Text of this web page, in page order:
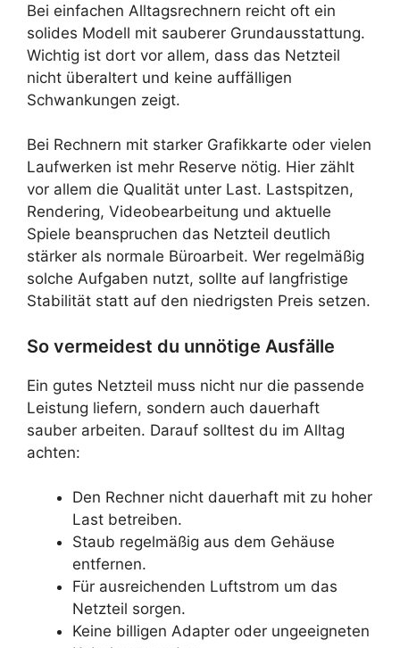
Bei einfachen Alltagsrechnern reicht oft ein
solides Modell mit sauberer Grundausstattung.
Wichtig ist dort vor allem, dass das Netzteil
nicht überaltert und keine auffälligen
Schwankungen zeigt.
Bei Rechnern mit starker Grafikkarte oder vielen
Laufwerken ist mehr Reserve nötig. Hier zählt
vor allem die Qualität unter Last. Lastspitzen,
Rendering, Videobearbeitung und aktuelle
Spiele beanspruchen das Netzteil deutlich
stärker als normale Büroarbeit. Wer regelmäßig
solche Aufgaben nutzt, sollte auf langfristige
Stabilität statt auf den niedrigsten Preis setzen.
So vermeidest du unnötige Ausfälle
Ein gutes Netzteil muss nicht nur die passende
Leistung liefern, sondern auch dauerhaft
sauber arbeiten. Darauf solltest du im Alltag
achten:
Den Rechner nicht dauerhaft mit zu hoher
Last betreiben.
Staub regelmäßig aus dem Gehäuse
entfernen.
Für ausreichenden Luftstrom um das
Netzteil sorgen.
Keine billigen Adapter oder ungeeigneten